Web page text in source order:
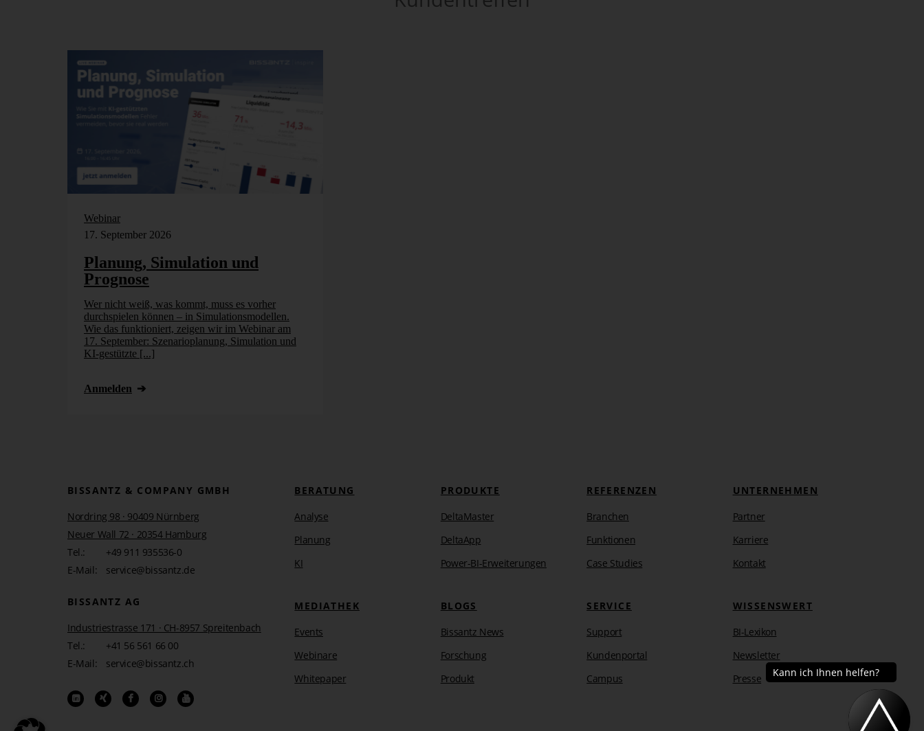
Webinar
17. September 2026
Planung, Simulation und
Prognose
Wer nicht weiß, was kommt, muss es vorher
durchspielen können – in Simulationsmodellen.
Wie das funktioniert, zeigen wir im Webinar am
17. September: Szenarioplanung, Simulation und
KI-gestützte [...]
Anmelden
BISSANTZ & COMPANY GMBH
Nordring 98 · 90409 Nürnberg
Neuer Wall 72 · 20354 Hamburg
Tel.:
+49 911 935536-0
E-Mail:
service@bissantz.de
BISSANTZ AG
Industriestrasse 171 · CH-8957 Spreitenbach
Tel.:
+41 56 561 66 00
E-Mail:
service@bissantz.ch
BERATUNG
Analyse
Planung
KI
MEDIATHEK
Events
Webinare
Whitepaper
PRODUKTE
DeltaMaster
DeltaApp
Power-BI-Erweiterungen
BLOGS
Bissantz News
Forschung
Produkt
REFERENZEN
Branchen
Funktionen
Case Studies
SERVICE
Support
Kundenportal
Campus
UNTERNEHMEN
Partner
Karriere
Kontakt
WISSENSWERT
BI-Lexikon
Newsletter
Presse